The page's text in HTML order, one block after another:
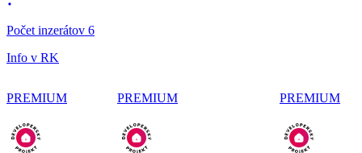
Počet inzerátov 6
Info v RK
PREMIUM PREMIUM PREMIUM